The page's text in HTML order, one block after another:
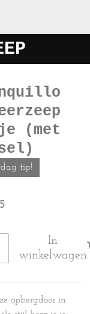
(met
tip!
In
winkelwagen
opbergdoos in